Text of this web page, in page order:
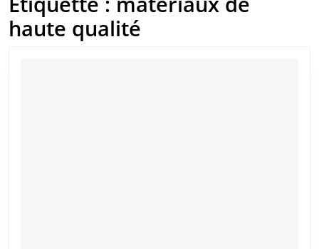
haute qualité